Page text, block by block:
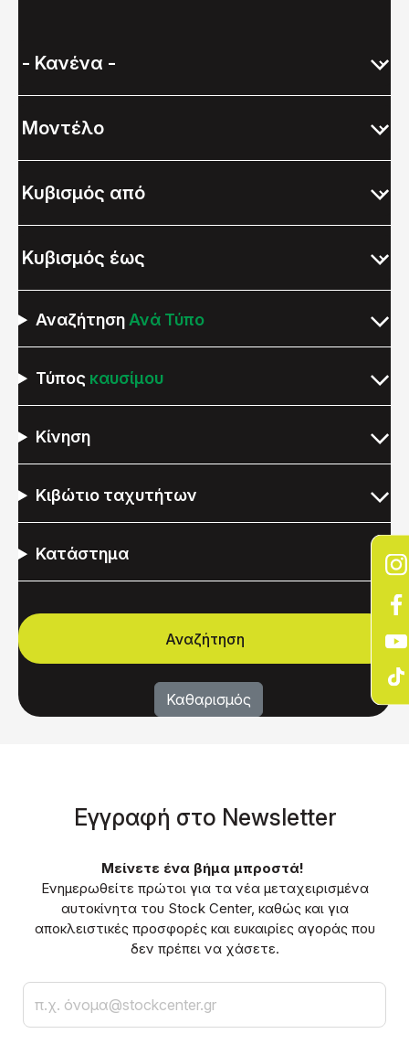
Αναζήτηση Ανά Τύπο
Τύπος καυσίμου
Κίνηση
Κιβώτιο ταχυτήτων
Κατάστημα
Eγγραφή στο Νewsletter
Μείνετε ένα βήμα μπροστά!
Ενημερωθείτε πρώτοι για τα νέα μεταχειρισμένα
αυτοκίνητα του Stock Center, καθώς και για
αποκλειστικές προσφορές και ευκαιρίες αγοράς που
δεν πρέπει να χάσετε.